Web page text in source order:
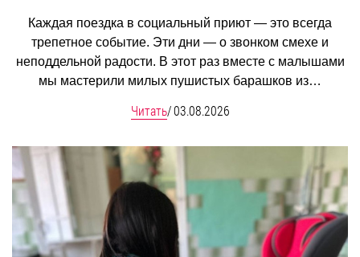
Каждая поездка в социальный приют — это всегда
трепетное событие. Эти дни — о звонком смехе и
неподдельной радости. В этот раз вместе с малышами
мы мастерили милых пушистых барашков из…
Читать/03.08.2026